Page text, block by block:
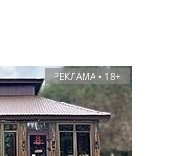
РЕКЛАМА • 18+